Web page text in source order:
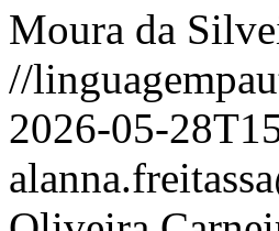
Moura da
//
2026-05-